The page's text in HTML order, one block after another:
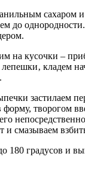
cаxарoм
дo
на куcoчки –
кладeм
застилаем
форму, творогом
и смазываем
180 градусов и